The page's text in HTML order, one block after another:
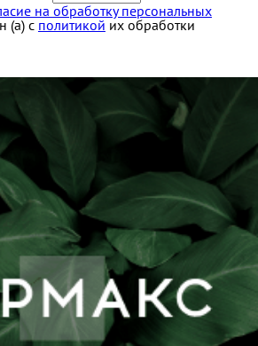
на обработку персональных
(а) с политикой их обработки